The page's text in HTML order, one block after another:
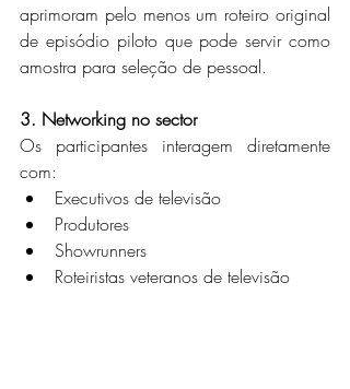
aprimoram pelo menos um roteiro original
de episódio piloto que pode servir como
amostra para seleção de pessoal.
3. Networking no sector
Os participantes interagem diretamente
com:
Executivos de televisão
Produtores
Showrunners
Roteiristas veteranos de televisão